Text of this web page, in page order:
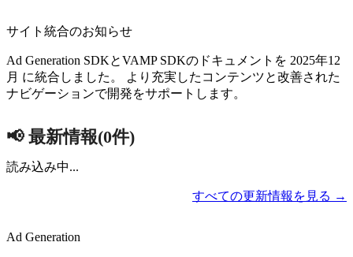
サイト統合のお知らせ
Ad Generation SDKとVAMP SDKのドキュメントを 2025年12
月 に統合しました。 より充実したコンテンツと改善された
ナビゲーションで開発をサポートします。
📢 最新情報(0件)
読み込み中...
すべての更新情報を見る →
Ad Generation